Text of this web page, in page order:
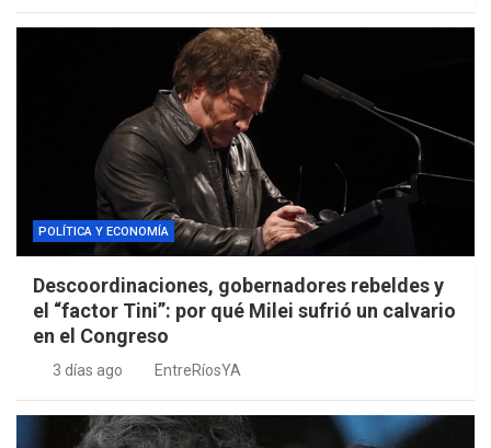
POLÍTICA Y ECONOMÍA
Descoordinaciones, gobernadores rebeldes y
el “factor Tini”: por qué Milei sufrió un calvario
en el Congreso
3 días ago EntreRíosYA